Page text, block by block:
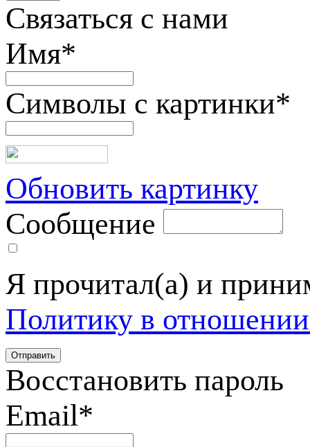
Связаться с нами
Имя*
Символы с картинки*
Обновить картинку
Сообщение
Я прочитал(а) и
Политику в
Восстановить пароль
Email*